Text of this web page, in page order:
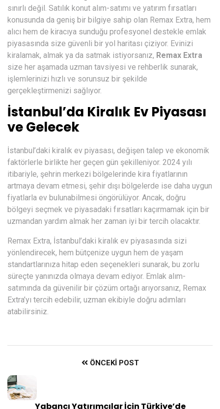
sınırlı değil. Satılık konut alım-satımı ve yatırım fırsatları
konusunda da geniş bir bilgiye sahip olan Remax Extra, hem
alıcı hem de kiracıya sunduğu profesyonel destekle emlak
piyasasında size güvenli bir yol haritası çiziyor. Evinizi
kiralamak, almak ya da satmak istiyorsanız, Remax Extra
size her aşamada uzman tavsiyesi ve rehberlik sunarak,
işlemlerinizi hızlı ve sorunsuz bir şekilde
gerçekleştirmenizi sağlıyor.
İstanbul’da Kiralık Ev Piyasası
ve Gelecek
İstanbul’daki kiralık ev piyasası, değişen talep ve ekonomik
faktörlerle birlikte her geçen gün şekilleniyor. 2024 yılı
itibariyle, şehrin merkezi bölgelerinde kira fiyatlarının
artmaya devam etmesi, şehir dışı bölgelerde ise daha uygun
fiyatlarla ev bulunabilmesi öngörülüyor. Ancak, doğru
bölgeyi seçmek ve piyasadaki fırsatları kaçırmamak için bir
uzmandan yardım almak her zaman iyi bir tercih olacaktır.
Remax Extra, İstanbul’daki kiralık ev piyasasında sizi
yönlendirecek, hem bütçenize uygun hem de yaşam
standartlarınıza hitap eden seçenekleri sunarak, bu zorlu
süreçte yanınızda olmaya devam ediyor. Emlak alım-
satımında da güvenilir bir çözüm ortağı arıyorsanız, Remax
Extra’yı tercih edebilir, uzman ekibiyle doğru adımları
atabilirsiniz.
ÖNCEKI POST
Yabancı Yatırımcılar İçin Türkiye’de